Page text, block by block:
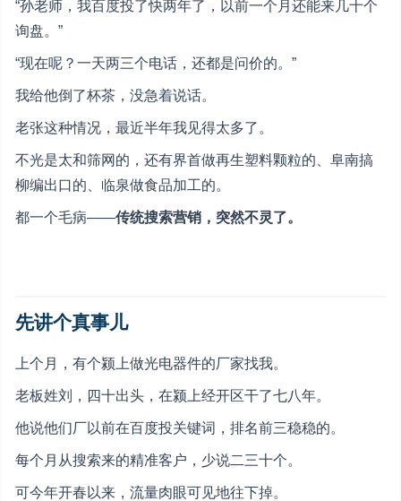
“孙老师，我百度投了快两年了，以前一个月还能来几十个
询盘。”
“现在呢？一天两三个电话，还都是问价的。”
我给他倒了杯茶，没急着说话。
老张这种情况，最近半年我见得太多了。
不光是太和筛网的，还有界首做再生塑料颗粒的、阜南搞
柳编出口的、临泉做食品加工的。
都一个毛病——传统搜索营销，突然不灵了。
先讲个真事儿
上个月，有个颍上做光电器件的厂家找我。
老板姓刘，四十出头，在颍上经开区干了七八年。
他说他们厂以前在百度投关键词，排名前三稳稳的。
每个月从搜索来的精准客户，少说二三十个。
可今年开春以来，流量肉眼可见地往下掉。